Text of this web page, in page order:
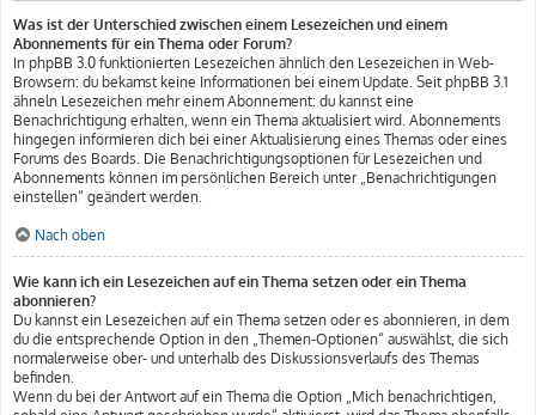
Was ist der Unterschied zwischen einem Lesezeichen und einem
Abonnements für ein Thema oder Forum?
In phpBB 3.0 funktionierten Lesezeichen ähnlich den Lesezeichen in Web-
Browsern: du bekamst keine Informationen bei einem Update. Seit phpBB 3.1
ähneln Lesezeichen mehr einem Abonnement: du kannst eine
Benachrichtigung erhalten, wenn ein Thema aktualisiert wird. Abonnements
hingegen informieren dich bei einer Aktualisierung eines Themas oder eines
Forums des Boards. Die Benachrichtigungsoptionen für Lesezeichen und
Abonnements können im persönlichen Bereich unter „Benachrichtigungen
einstellen“ geändert werden.
Nach oben
Wie kann ich ein Lesezeichen auf ein Thema setzen oder ein Thema
abonnieren?
Du kannst ein Lesezeichen auf ein Thema setzen oder es abonnieren, in dem
du die entsprechende Option in den „Themen-Optionen“ auswählst, die sich
normalerweise ober- und unterhalb des Diskussionsverlaufs des Themas
befinden.
Wenn du bei der Antwort auf ein Thema die Option „Mich benachrichtigen,